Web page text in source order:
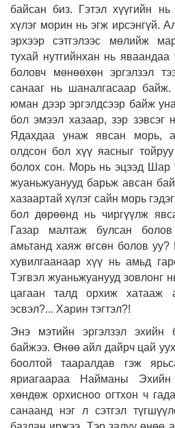
байсан биз. Гэтэл хүүгийн
хүлэг морин нь эгж ирсэнгүй.
эрхээр сэтгэлээс мөлийж
тухай нутгийнхан нь
боловч мөнөөхөн эргэлзэл
санааг нь шаналгасаар
юман дээр эргэлдсээр байж
бол эмээл хазаар, зэр зэвсэг
Ядахдаа унаж явсан морь,
олдсон бол хүү яасныг
болох сон. Морь нь эцээд Шар
жуаньжуанууд барьж авсан
хазаартай хүлэг сайн морь
бол дөрөөнд нь чиргүүлж
Газар малтаж булсан
амьтанд хаяж өгсөн болов уу?
хувилгаанаар хүү нь амьд
Тэгвэл жуаньжуанууд зовлонг
цагаан талд орхиж хатааж
эсвэл?... Харин тэгтэл?!
Энэ мэтийн эргэлзэл эхийн
байжээ. Өнөө айл дайрч цай
боолтой тааралдав гэж
яриагаараа Найманы Эхийн
хөндөж орхисноо огтхон ч
санаанд нэг л сэтгэл